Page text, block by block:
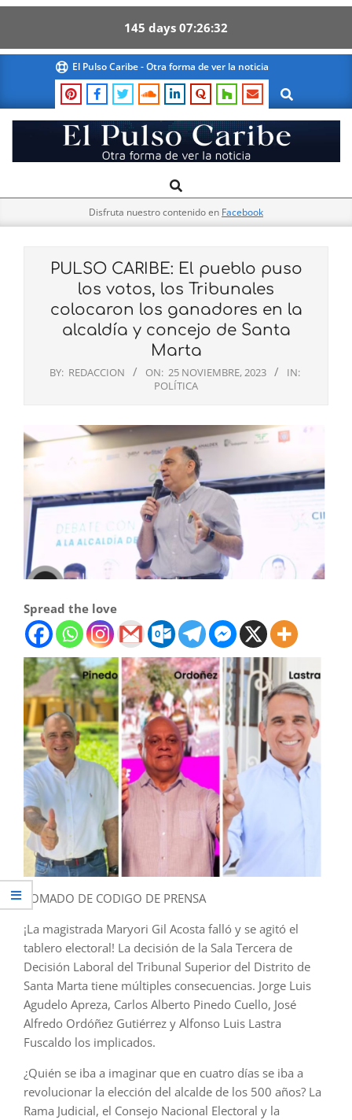
145 days 07 26 31
content
El Pulso Caribe - Otra forma de ver la noticia
Search
El
Pulso
Navigation
Search
Disfruta nuestro contenido en Facebook
PULSO CARIBE: El pueblo puso
los votos, los Tribunales
colocaron los ganadores en la
alcaldía y concejo de Santa
Marta
BY: REDACCION ON: 25 NOVIEMBRE, 2023
IN:
POLÍTICA
Spread the love
TOMADO DE CODIGO DE PRENSA
¡La magistrada Maryori Gil Acosta falló y se agitó el
tablero electoral! La decisión de la Sala Tercera de
Decisión Laboral del Tribunal Superior del Distrito de
Santa Marta tiene múltiples consecuencias. Jorge Luis
Agudelo Apreza, Carlos Alberto Pinedo Cuello, José
Alfredo Ordóñez Gutiérrez y Alfonso Luis Lastra
Fuscaldo los implicados.
¿Quién se iba a imaginar que en cuatro días se iba a
revolucionar la elección del alcalde de los 500 años? La
Rama Judicial, el Consejo Nacional Electoral y la